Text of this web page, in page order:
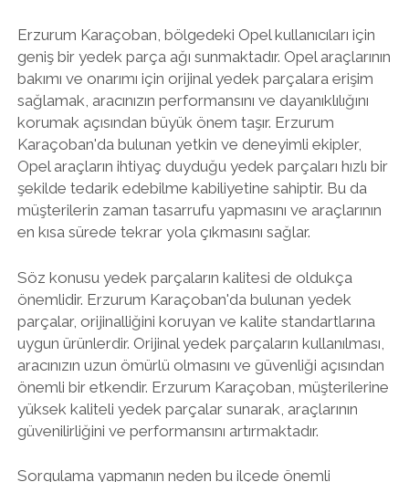
Erzurum Karaçoban, bölgedeki Opel kullanıcıları için
geniş bir yedek parça ağı sunmaktadır. Opel araçlarının
bakımı ve onarımı için orijinal yedek parçalara erişim
sağlamak, aracınızın performansını ve dayanıklılığını
korumak açısından büyük önem taşır. Erzurum
Karaçoban'da bulunan yetkin ve deneyimli ekipler,
Opel araçların ihtiyaç duyduğu yedek parçaları hızlı bir
şekilde tedarik edebilme kabiliyetine sahiptir. Bu da
müşterilerin zaman tasarrufu yapmasını ve araçlarının
en kısa sürede tekrar yola çıkmasını sağlar.
Söz konusu yedek parçaların kalitesi de oldukça
önemlidir. Erzurum Karaçoban'da bulunan yedek
parçalar, orijinalliğini koruyan ve kalite standartlarına
uygun ürünlerdir. Orijinal yedek parçaların kullanılması,
aracınızın uzun ömürlü olmasını ve güvenliği açısından
önemli bir etkendir. Erzurum Karaçoban, müşterilerine
yüksek kaliteli yedek parçalar sunarak, araçlarının
güvenilirliğini ve performansını artırmaktadır.
Sorgulama yapmanın neden bu ilçede önemli